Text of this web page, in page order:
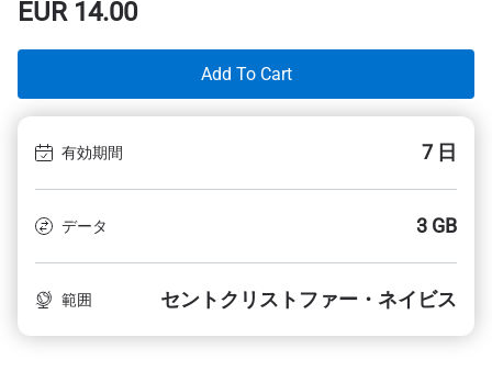
EUR14.00
Add To Cart
有効期間 7 日
データ 3 GB
範囲 セントクリストファー・ネイビス